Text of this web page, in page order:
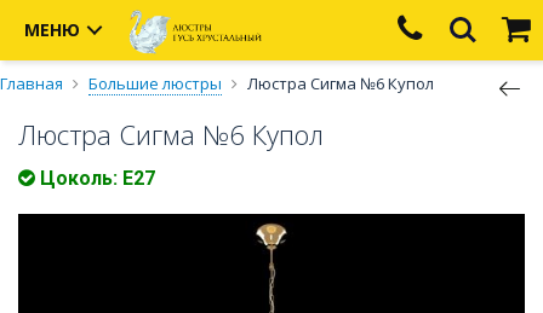
МЕНЮ
Главная Большие люстры Люстра Сигма №6 Купол
Люстра Сигма №6 Купол
Цоколь: Е27